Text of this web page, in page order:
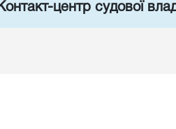
центр судової